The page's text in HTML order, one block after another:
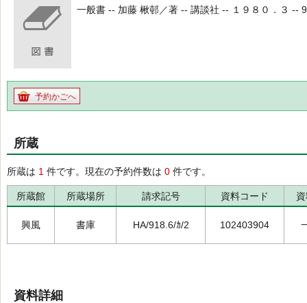
一般書 -- 加藤 楸邨／著 -- 講談社 -- １９８０．３ --
予約かごへ
所蔵
所蔵は 1 件です。現在の予約件数は 0 件です。
所蔵館 所蔵場所 請求記号 資料コード
興風 書庫 HA/918.6/ｶ/2 102403904
資料詳細